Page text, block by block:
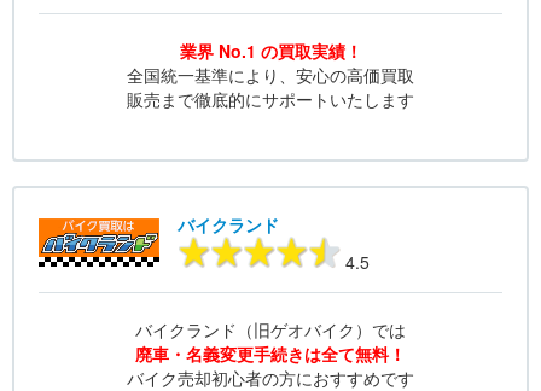
業界 No.1 の買取実績！
全国統一基準により、安心の高価買取
販売まで徹底的にサポートいたします
バイクランド
4.5
バイクランド（旧ゲオバイク）では
廃車・名義変更手続きは全て無料！
バイク売却初心者の方におすすめです